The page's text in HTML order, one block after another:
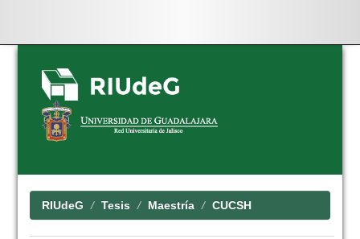
Skip
navigation
RIUdeG Tesis Maestría CUCSH